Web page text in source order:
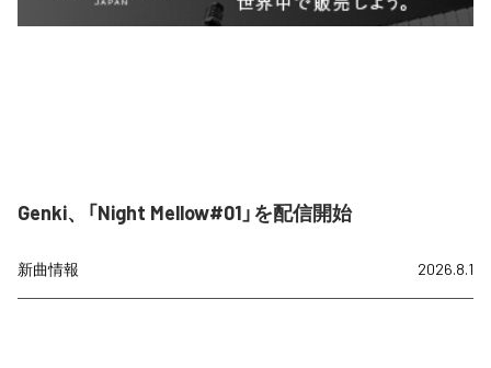
Genki、「Night Mellow#01」を配信開始
新曲情報 2026.8.1